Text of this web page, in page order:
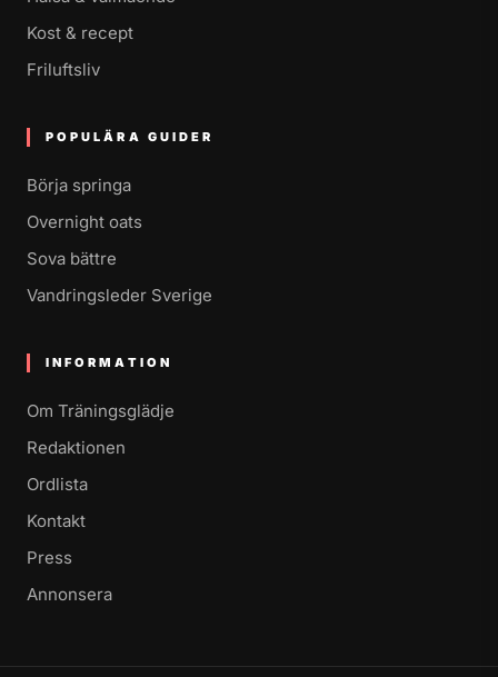
Kost & recept
Friluftsliv
POPULÄRA GUIDER
Börja springa
Overnight oats
Sova bättre
Vandringsleder Sverige
INFORMATION
Om Träningsglädje
Redaktionen
Ordlista
Kontakt
Press
Annonsera